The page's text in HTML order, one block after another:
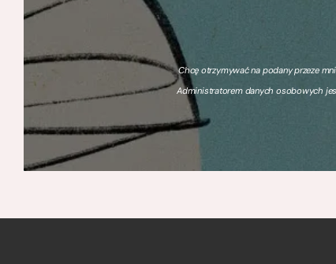
Chcę otrzymywać na podany przeze
Administratorem danych osobowych